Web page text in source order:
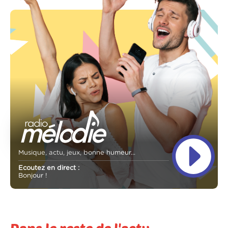
Musique, actu, jeux, bonne humeur...
Ecoutez en direct :
Bonjour !